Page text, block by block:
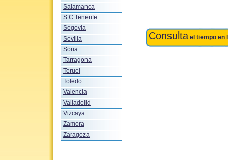
Salamanca
S.C.Tenerife
Segovia
Sevilla
Soria
Tarragona
Teruel
Toledo
Valencia
Valladolid
Vizcaya
Zamora
Zaragoza
Consulta el tiempo en